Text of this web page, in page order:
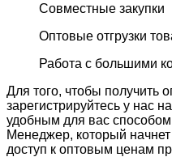
Совместные закупки
Оптовые отгрузки
Работа с большими
Для того, чтобы получить
зарегистрируйтесь у нас
удобным для вас
Менеджер, который
доступ к оптовым ценам